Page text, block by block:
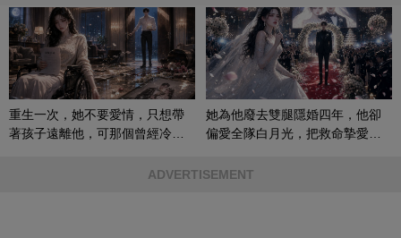
重生一次，她不要愛情，只想帶
著孩子遠離他，可那個曾經冷漠
她為他廢去雙腿隱婚四年，他卻
偏愛全隊白月光，把救命摯愛當
ADVERTISEMENT